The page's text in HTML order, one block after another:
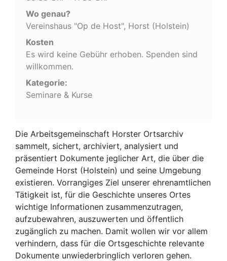
Wo genau?
Vereinshaus "Op de Host", Horst (Holstein)
Kosten
Es wird keine Gebühr erhoben. Spenden sind
willkommen.
Kategorie:
Seminare & Kurse
Die Arbeitsgemeinschaft Horster Ortsarchiv
sammelt, sichert, archiviert, analysiert und
präsentiert Dokumente jeglicher Art, die über die
Gemeinde Horst (Holstein) und seine Umgebung
existieren. Vorrangiges Ziel unserer ehrenamtlichen
Tätigkeit ist, für die Geschichte unseres Ortes
wichtige Informationen zusammenzutragen,
aufzubewahren, auszuwerten und öffentlich
zugänglich zu machen. Damit wollen wir vor allem
verhindern, dass für die Ortsgeschichte relevante
Dokumente unwiederbringlich verloren gehen.